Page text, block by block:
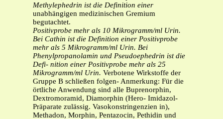
Methylephedrin ist die Definition einer
unabhängigen medizinischen Gremium
begutachtet.
Positivprobe mehr als 10 Mikrogramm/ml Urin.
Bei Cathin ist die Definition einer Positivprobe
mehr als 5 Mikrogramm/ml Urin. Bei
Phenylpropanolamin und Pseudoephedrin ist die
Defi- nition einer Positivprobe mehr als 25
Mikrogramm/ml Urin. Verbotene Wirkstoffe der
Gruppe B schließen folgen- Anmerkung: Für die
örtliche Anwendung sind alle Buprenorphin,
Dextromoramid, Diamorphin (Hero- Imidazol-
Präparate zulässig. Vasokonstringenzien in),
Methadon, Morphin, Pentazocin, Pethidin und